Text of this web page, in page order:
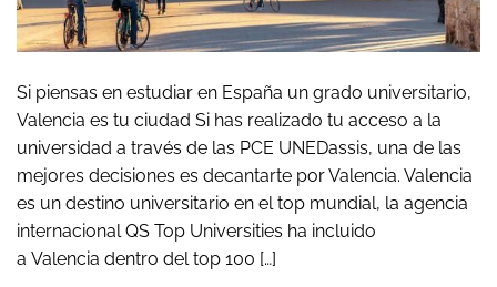
Si piensas en estudiar en España un grado universitario,
Valencia es tu ciudad Si has realizado tu acceso a la
universidad a través de las PCE UNEDassis, una de las
mejores decisiones es decantarte por Valencia. Valencia
es un destino universitario en el top mundial, la agencia
internacional QS Top Universities ha incluido
a Valencia dentro del top 100 […]